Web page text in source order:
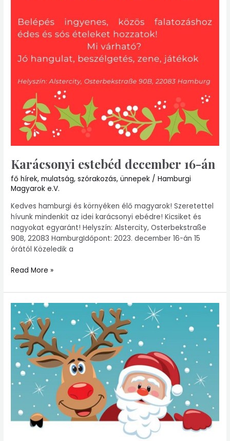
Karácsonyi estebéd december 16-án
fő hírek,mulatság,szórakozás,ünnepek /Hamburgi
Magyarok e.V.
Kedves hamburgi és környéken élő magyarok! Szeretettel
hívunk mindenkit az idei karácsonyi ebédre! Kicsiket és
nagyokat egyaránt! Helyszín: Alstercity, Osterbekstraße
90B, 22083 HamburgIdőpont: 2023. december 16-án 15
órától Közeledik a
Read More »
Katolikus
Mise
és
Mikulás!